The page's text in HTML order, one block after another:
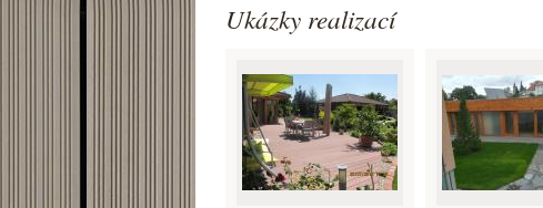
Ukázky realizací